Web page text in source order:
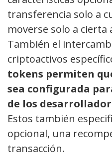
transferencia solo a
moverse solo a
También el
criptoactivos
tokens permiten
sea configurada
de los
Estos también
opcional, una
transacción.